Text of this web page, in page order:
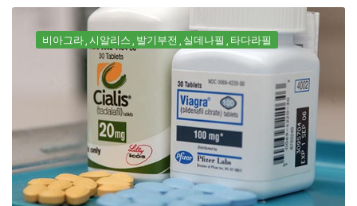
비아그라 시알리스 발기부전 실데나필 타다라필